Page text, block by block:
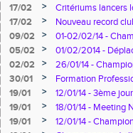
17/02
>
Critériums lancers
17/02
>
Nouveau record
09/02
>
01-02/02/14 -
05/02
>
01/02/2014 -
4ème journée des
02/02 >
26/01/14 -
30/01
>
Formation
19/01
>
12/01/14 - 3ème
Oise
19/01 >
18/01/14 - Meeting
19/01
>
12/01/14 -